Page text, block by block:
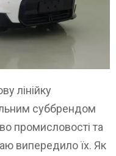
лінійку
суббрендом
промисловості та
випередило їх. Як